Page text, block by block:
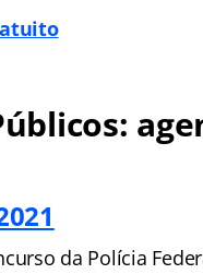
da Polícia